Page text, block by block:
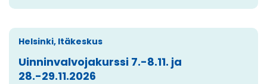
Helsinki, Itäkeskus
Uinninvalvojakurssi 7.-8.11. ja
28.-29.11.2026